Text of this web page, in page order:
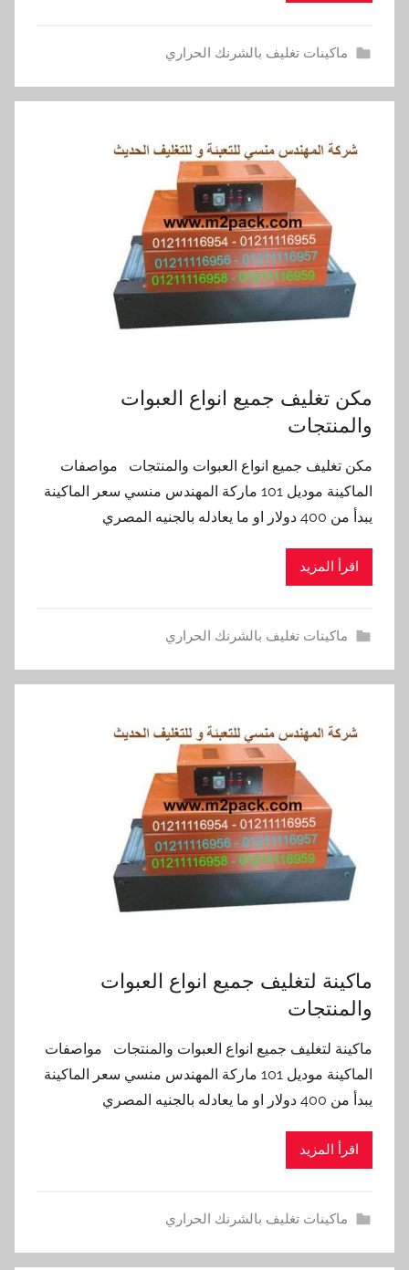
ماكينات تغليف بالشرنك الحراري
مكن تغليف جميع انواع العبوات
والمنتجات
مكن تغليف جميع انواع العبوات والمنتجات مواصفات
الماكينة موديل 101 ماركة المهندس منسي سعر الماكينة
يبدأ من 400 دولار او ما يعادله بالجنيه المصري
اقرأ المزيد
ماكينات تغليف بالشرنك الحراري
ماكينة لتغليف جميع انواع العبوات
والمنتجات
ماكينة لتغليف جميع انواع العبوات والمنتجات مواصفات
الماكينة موديل 101 ماركة المهندس منسي سعر الماكينة
يبدأ من 400 دولار او ما يعادله بالجنيه المصري
اقرأ المزيد
ماكينات تغليف بالشرنك الحراري